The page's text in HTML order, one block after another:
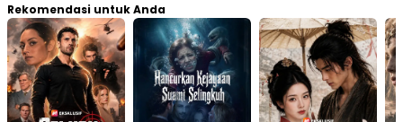
Rekomendasi untuk Anda